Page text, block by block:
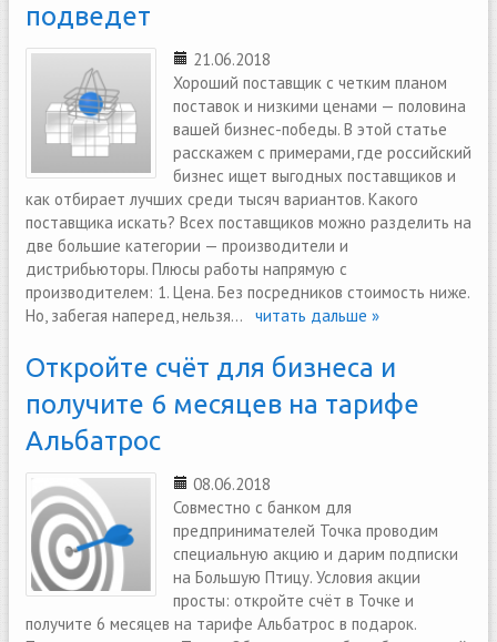
подведет
21.06.2018
Хороший поставщик с четким планом
поставок и низкими ценами — половина
вашей бизнес-победы. В этой статье
расскажем с примерами, где российский
бизнес ищет выгодных поставщиков и
как отбирает лучших среди тысяч вариантов. Какого
поставщика искать? Всех поставщиков можно разделить на
две большие категории — производители и
дистрибьюторы. Плюсы работы напрямую с
производителем: 1. Цена. Без посредников стоимость ниже.
Но, забегая наперед, нельзя... читать дальше »
Откройте счёт для бизнеса и
получите 6 месяцев на тарифе
Альбатрос
08.06.2018
Совместно с банком для
предпринимателей Точка проводим
специальную акцию и дарим подписки
на Большую Птицу. Условия акции
просты: откройте счёт в Точке и
получите 6 месяцев на тарифе Альбатрос в подарок.